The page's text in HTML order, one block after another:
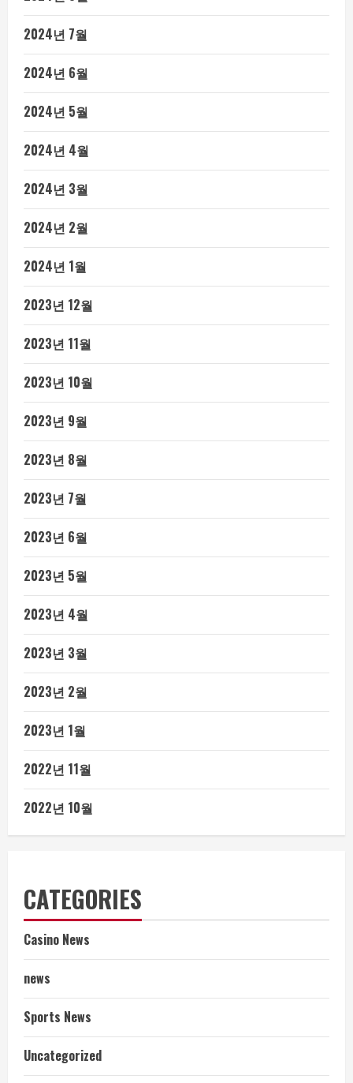
2024년 7월
2024년 6월
2024년 5월
2024년 4월
2024년 3월
2024년 2월
2024년 1월
2023년 12월
2023년 11월
2023년 10월
2023년 9월
2023년 8월
2023년 7월
2023년 6월
2023년 5월
2023년 4월
2023년 3월
2023년 2월
2023년 1월
2022년 11월
2022년 10월
CATEGORIES
Casino News
news
Sports News
Uncategorized